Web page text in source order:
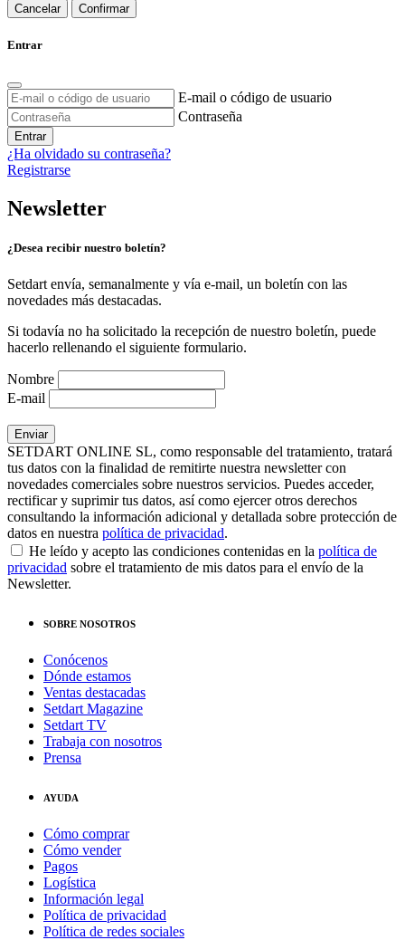
Cancelar Confirmar
Entrar
E-mail o código de usuario
Contraseña
Entrar
¿Ha olvidado su contraseña?
Registrarse
Newsletter
¿Desea recibir nuestro boletín?
Setdart envía, semanalmente y vía e-mail, un boletín con las
novedades más destacadas.
Si todavía no ha solicitado la recepción de nuestro boletín, puede
hacerlo rellenando el siguiente formulario.
Nombre
E-mail
SETDART ONLINE SL, como responsable del tratamiento, tratará
tus datos con la finalidad de remitirte nuestra newsletter con
novedades comerciales sobre nuestros servicios. Puedes acceder,
rectificar y suprimir tus datos, así como ejercer otros derechos
consultando la información adicional y detallada sobre protección de
datos en nuestra política de privacidad.
He leído y acepto las condiciones contenidas en la política de
privacidad sobre el tratamiento de mis datos para el envío de la
Newsletter.
SOBRE NOSOTROS
Conócenos
Dónde estamos
Ventas destacadas
Setdart Magazine
Setdart TV
Trabaja con nosotros
Prensa
AYUDA
Cómo comprar
Cómo vender
Pagos
Logística
Información legal
Política de privacidad
Política de redes sociales